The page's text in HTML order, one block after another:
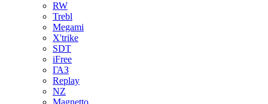
RW
Trebl
Megami
X'trike
SDT
iFree
ГАЗ
Replay
NZ
Magnetto